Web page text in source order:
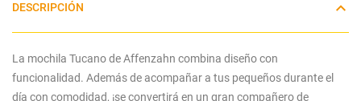
DESCRIPCIÓN
La mochila Tucano de Affenzahn combina diseño con
funcionalidad. Además de acompañar a tus pequeños durante el
día con comodidad, ¡se convertirá en un gran compañero de